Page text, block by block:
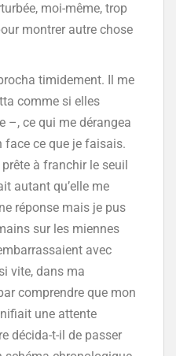
moi-même, trop
montrer autre chose
timidement. Il me
comme si elles
–, ce qui me dérangea
face ce que je faisais.
à franchir le seuil
autant qu’elle me
réponse mais je pus
sur les miennes
avec
vite, dans ma
comprendre que mon
une attente
décida-t-il de passer